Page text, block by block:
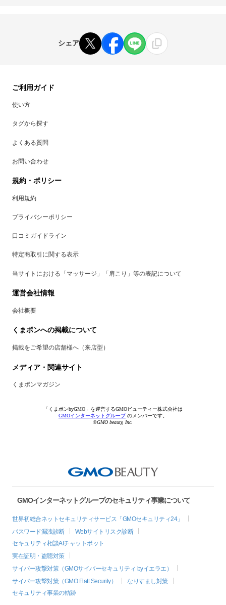
シェア
ご利用ガイド
使い方
タグから探す
よくある質問
お問い合わせ
規約・ポリシー
利用規約
プライバシーポリシー
口コミガイドライン
特定商取引に関する表示
当サイトにおける「マッサージ」「肩こり」等の表記について
運営会社情報
会社概要
くまポンへの掲載について
掲載をご希望の店舗様へ（来店型）
メディア・関連サイト
くまポンマガジン
「くまポンbyGMO」を運営するGMOビューティー株式会社は
GMOインターネットグループのメンバーです。
©GMO beauty, Inc.
GMOインターネットグループのセキュリティ事業について
世界初総合ネットセキュリティサービス「GMOセキュリティ24」
パスワード漏洩診断
Webサイトリスク診断
セキュリティ相談AIチャットボット
実在証明・盗聴対策
サイバー攻撃対策（GMOサイバーセキュリティ byイエラエ）
サイバー攻撃対策（GMO Flatt Security）
なりすまし対策
セキュリティ事業の軌跡